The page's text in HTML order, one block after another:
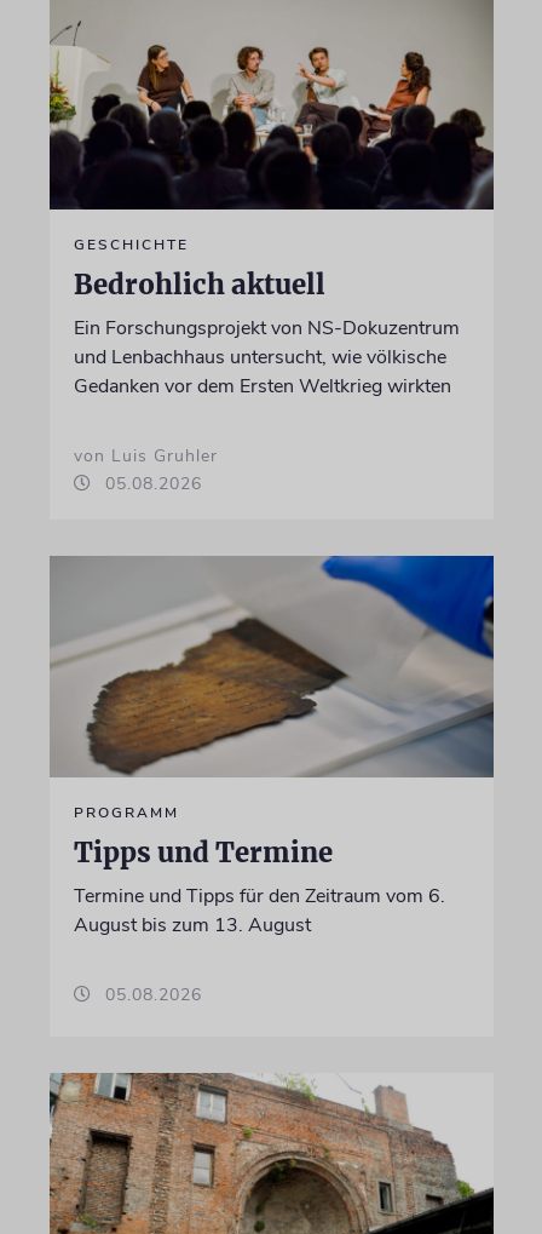
GESCHICHTE
Bedrohlich aktuell
Ein Forschungsprojekt von NS-Dokuzentrum
und Lenbachhaus untersucht, wie völkische
Gedanken vor dem Ersten Weltkrieg wirkten
von Luis Gruhler
05.08.2026
PROGRAMM
Tipps und Termine
Termine und Tipps für den Zeitraum vom 6.
August bis zum 13. August
05.08.2026